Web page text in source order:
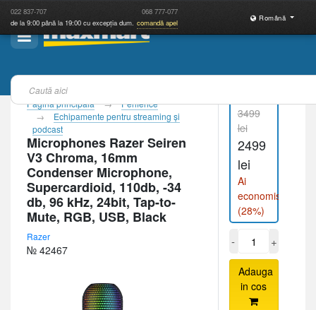
022 837-707 068 777-077
de la 9:00 până la 19:00 cu excepția dum. comandă apel
Română
Pagina principală
Periferice
Echipamente pentru streaming și
podcast
Microphones Razer Seiren
V3 Chroma, 16mm
Condenser Microphone,
Supercardioid, 110db, -34
db, 96 kHz, 24bit, Tap-to-
Mute, RGB, USB, Black
Razer
№ 42467
3499
lei
2499
lei
Ai
economisit
(28%)
- +
Adauga
in cos